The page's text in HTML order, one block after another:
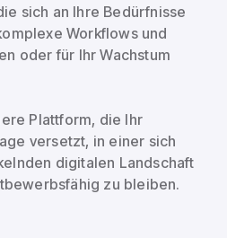
sich an Ihre Bedürfnisse
Workflows und
oder für Ihr Wachstum
Plattform, die Ihr
versetzt, in einer sich
digitalen Landschaft
zu bleiben.